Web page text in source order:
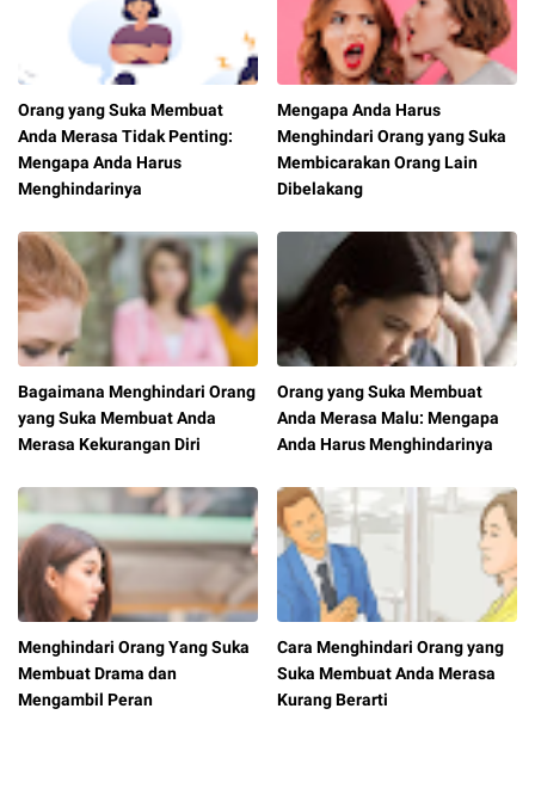
Orang yang Suka Membuat
Anda Merasa Tidak Penting:
Mengapa Anda Harus
Menghindarinya
Mengapa Anda Harus
Menghindari Orang yang Suka
Membicarakan Orang Lain
Dibelakang
Bagaimana Menghindari Orang
yang Suka Membuat Anda
Merasa Kekurangan Diri
Orang yang Suka Membuat
Anda Merasa Malu: Mengapa
Anda Harus Menghindarinya
Menghindari Orang Yang Suka
Membuat Drama dan
Mengambil Peran
Cara Menghindari Orang yang
Suka Membuat Anda Merasa
Kurang Berarti